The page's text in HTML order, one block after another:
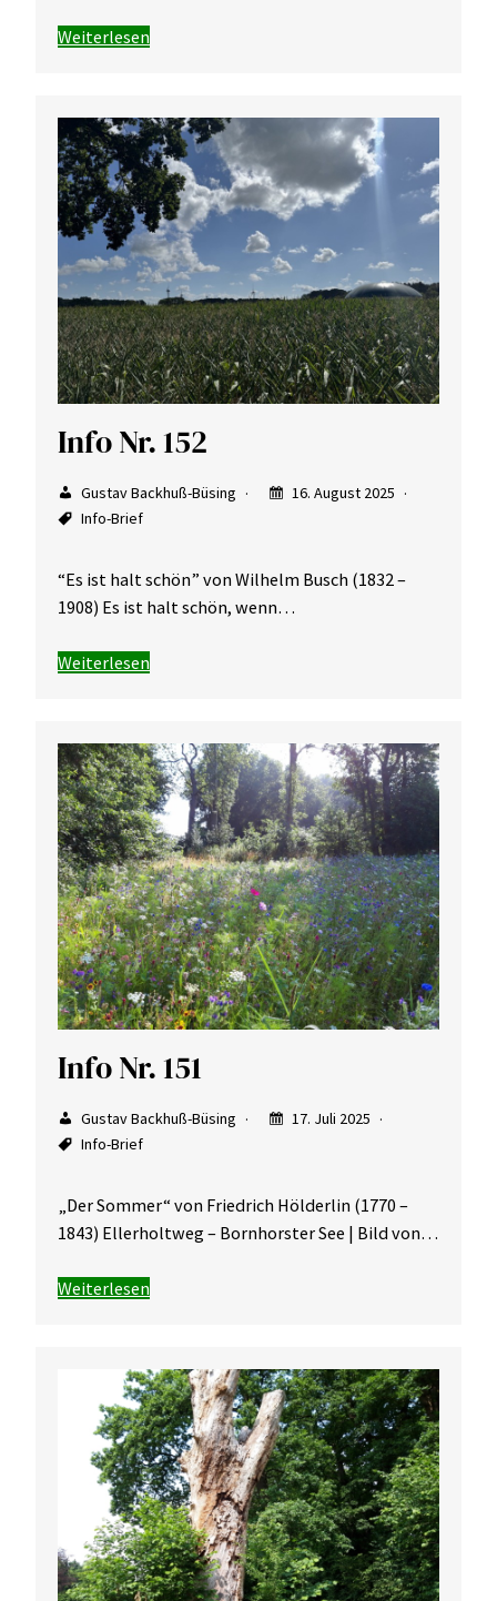
Weiterlesen
Info Nr. 152
Gustav Backhuß-Büsing
16. August 2025
Info-Brief
“Es ist halt schön” von Wilhelm Busch (1832 –
1908) Es ist halt schön, wenn…
Weiterlesen
Info Nr. 151
Gustav Backhuß-Büsing
17. Juli 2025
Info-Brief
„Der Sommer“ von Friedrich Hölderlin (1770 –
1843) Ellerholtweg – Bornhorster See | Bild von…
Weiterlesen